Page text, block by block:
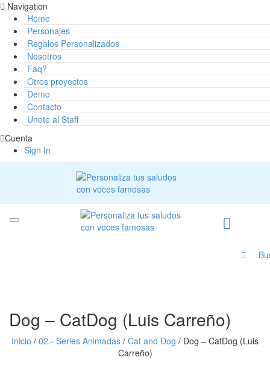
Navigation
Home
Personajes
Regalos Personalizados
Nosotros
Faq?
Otros proyectos
Demo
Contacto
Unete al Staff
Cuenta
Sign In
Dog – CatDog (Luis Carreño)
Inicio / 02.- Series Animadas / Cat and Dog / Dog – CatDog (Luis
Carreño)